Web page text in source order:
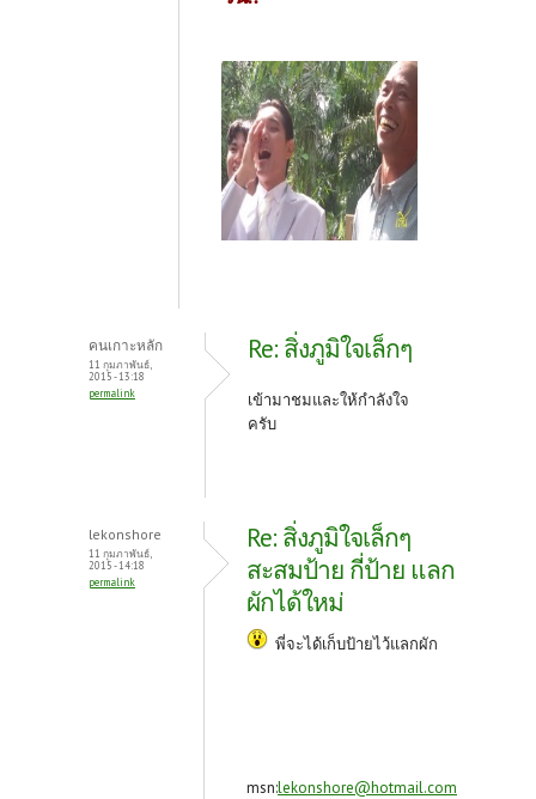
คนเกาะหลัก
11 กุมภาพันธ์,
2015 - 13:18
permalink
Re: สิ่งภูมิใจเล็กๆ
เข้ามาชมและให้กำลังใจ
ครับ
lekonshore
11 กุมภาพันธ์,
2015 - 14:18
permalink
Re: สิ่งภูมิใจเล็กๆ
สะสมป้าย กี่ป้าย แลก
ผักได้ใหม่
พี่จะได้เก็บป้ายไว้แลกผัก
msn:lekonshore@hotmail.com